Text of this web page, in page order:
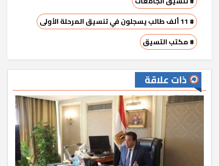
# 11 ألف طالب يسجلون في تنسيق المرحلة الأولى
# مكتب التسيق
ذات علاقة